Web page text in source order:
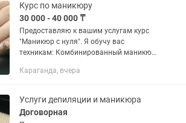
Курс по маникюру
30 000 - 40 000 ₸
Предоставляю к вашим услугам курс
"Маникюр с нуля". Я обучу вас
техникам: Комбинированный маникюр
архитектура ногтя Схема построения,
Караганда, вчера
Услуги депиляции и маникюра
Договорная